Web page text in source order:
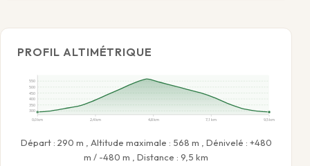
PROFIL ALTIMÉTRIQUE
300
350
400
450
500
550
0,0 km 2,4 km 4,8 km 7,1 km 9,5 km
Départ : 290 m , Altitude maximale : 568 m , Dénivelé : +480
m / -480 m , Distance : 9,5 km